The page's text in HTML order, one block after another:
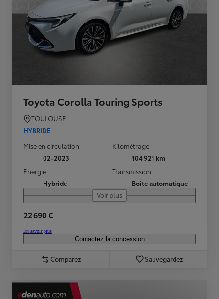
Toyota Corolla Touring Sports
TOULOUSE
HYBRIDE
Mise en circulation
02-2023
Kilométrage
104 921 km
Energie
Hybride
Transmission
Boîte automatique
Voir plus
22 690 €
En savoir plus
Contactez la concession
Comparez Sauvegardez